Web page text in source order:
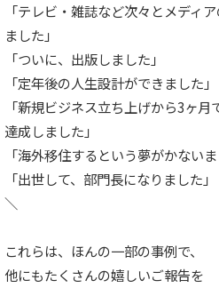
「テレビ・雑誌など次々とメディ
ました」
「ついに、出版しました」
「定年後の人生設計ができました」
「新規ビジネス立ち上げから3ヶ
達成しました」
「海外移住するという夢がかないま
「出世して、部門長になりました」
＼
これらは、ほんの一部の事例で、
他にもたくさんの嬉しいご報告を